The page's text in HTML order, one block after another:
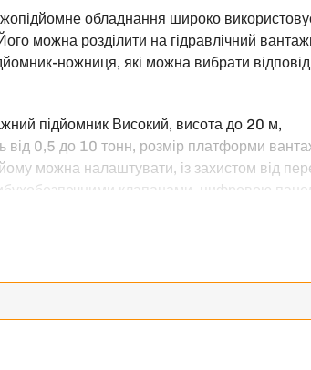
обладнання широко
можна розділити на гідравлічний
ножниця, які можна вибрати
підйомник Високий, висота до 20 м,
від 0,5 до 10 тонн, розмір платформи
можна налаштувати, із захистом від
клапанами, цифровою